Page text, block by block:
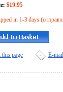
$19.95
in 1-3 days
this page E-